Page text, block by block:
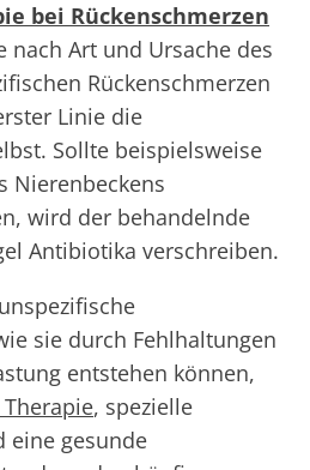
bei Rückenschmerzen
nach Art und Ursache des
Rückenschmerzen
Linie die
Sollte beispielsweise
Nierenbeckens
wird der behandelnde
Antibiotika verschreiben.
sie durch Fehlhaltungen
entstehen können,
, spezielle
eine gesunde